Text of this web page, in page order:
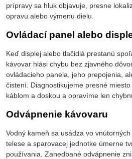
prípravy sa hluk objavuje, presne
opravu alebo výmenu dielu.
Ovládací panel alebo
Keď displej alebo tlačidlá prestanú
kávovar hlási chybu bez zjavného
ovládacieho panela, jeho prepojenia,
čistení. Diagnostikujeme presné
káblom a doskou a opravíme len
Odvápnenie kávovaru
Vodný kameň sa usádza vo
telese a sparovacej jednotke úmerne
používania. Zanedbané odvápnenie